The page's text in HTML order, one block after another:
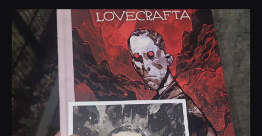
dobryhorror
Wrz 19